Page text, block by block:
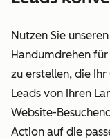
Nutzen Sie unseren
Handumdrehen
zu erstellen, die
Leads von Ihren
Website-
Action auf die